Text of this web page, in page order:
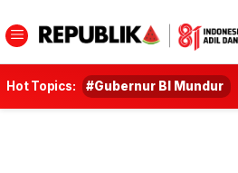
Hot Topics: #Gubernur BI Mundur